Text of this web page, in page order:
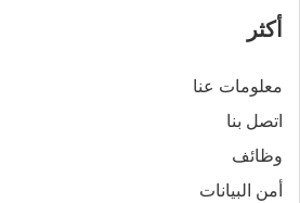
أكثر
معلومات عنا
اتصل بنا
وظائف
أمن البيانات